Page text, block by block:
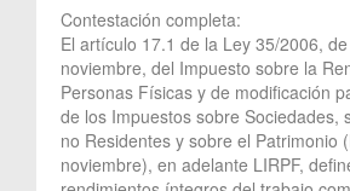
Contestación completa:
El artículo 17.1 de la Ley 35/2006,
noviembre, del Impuesto sobre la
Personas Físicas y de modificación
de los Impuestos sobre Sociedades,
no Residentes y sobre el Patrimonio
noviembre), en adelante LIRPF,